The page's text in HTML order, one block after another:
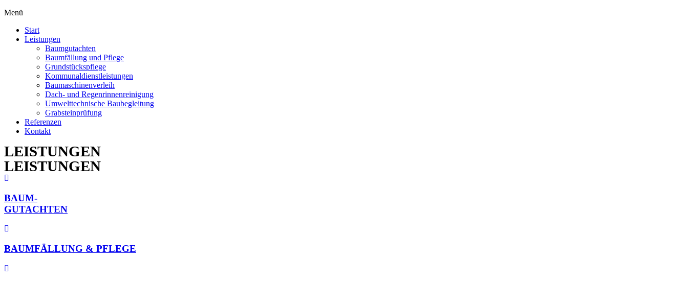
Menü
Start
Leistungen
Baumgutachten
Baumfällung und Pflege
Grundstückspflege
Kommunaldienstleistungen
Baumaschinenverleih
Dach- und Regenrinnenreinigung
Umwelttechnische Baubegleitung
Grabsteinprüfung
Referenzen
Kontakt
LEISTUNGEN
LEISTUNGEN
BAUM-
GUTACHTEN
BAUMFÄLLUNG & PFLEGE